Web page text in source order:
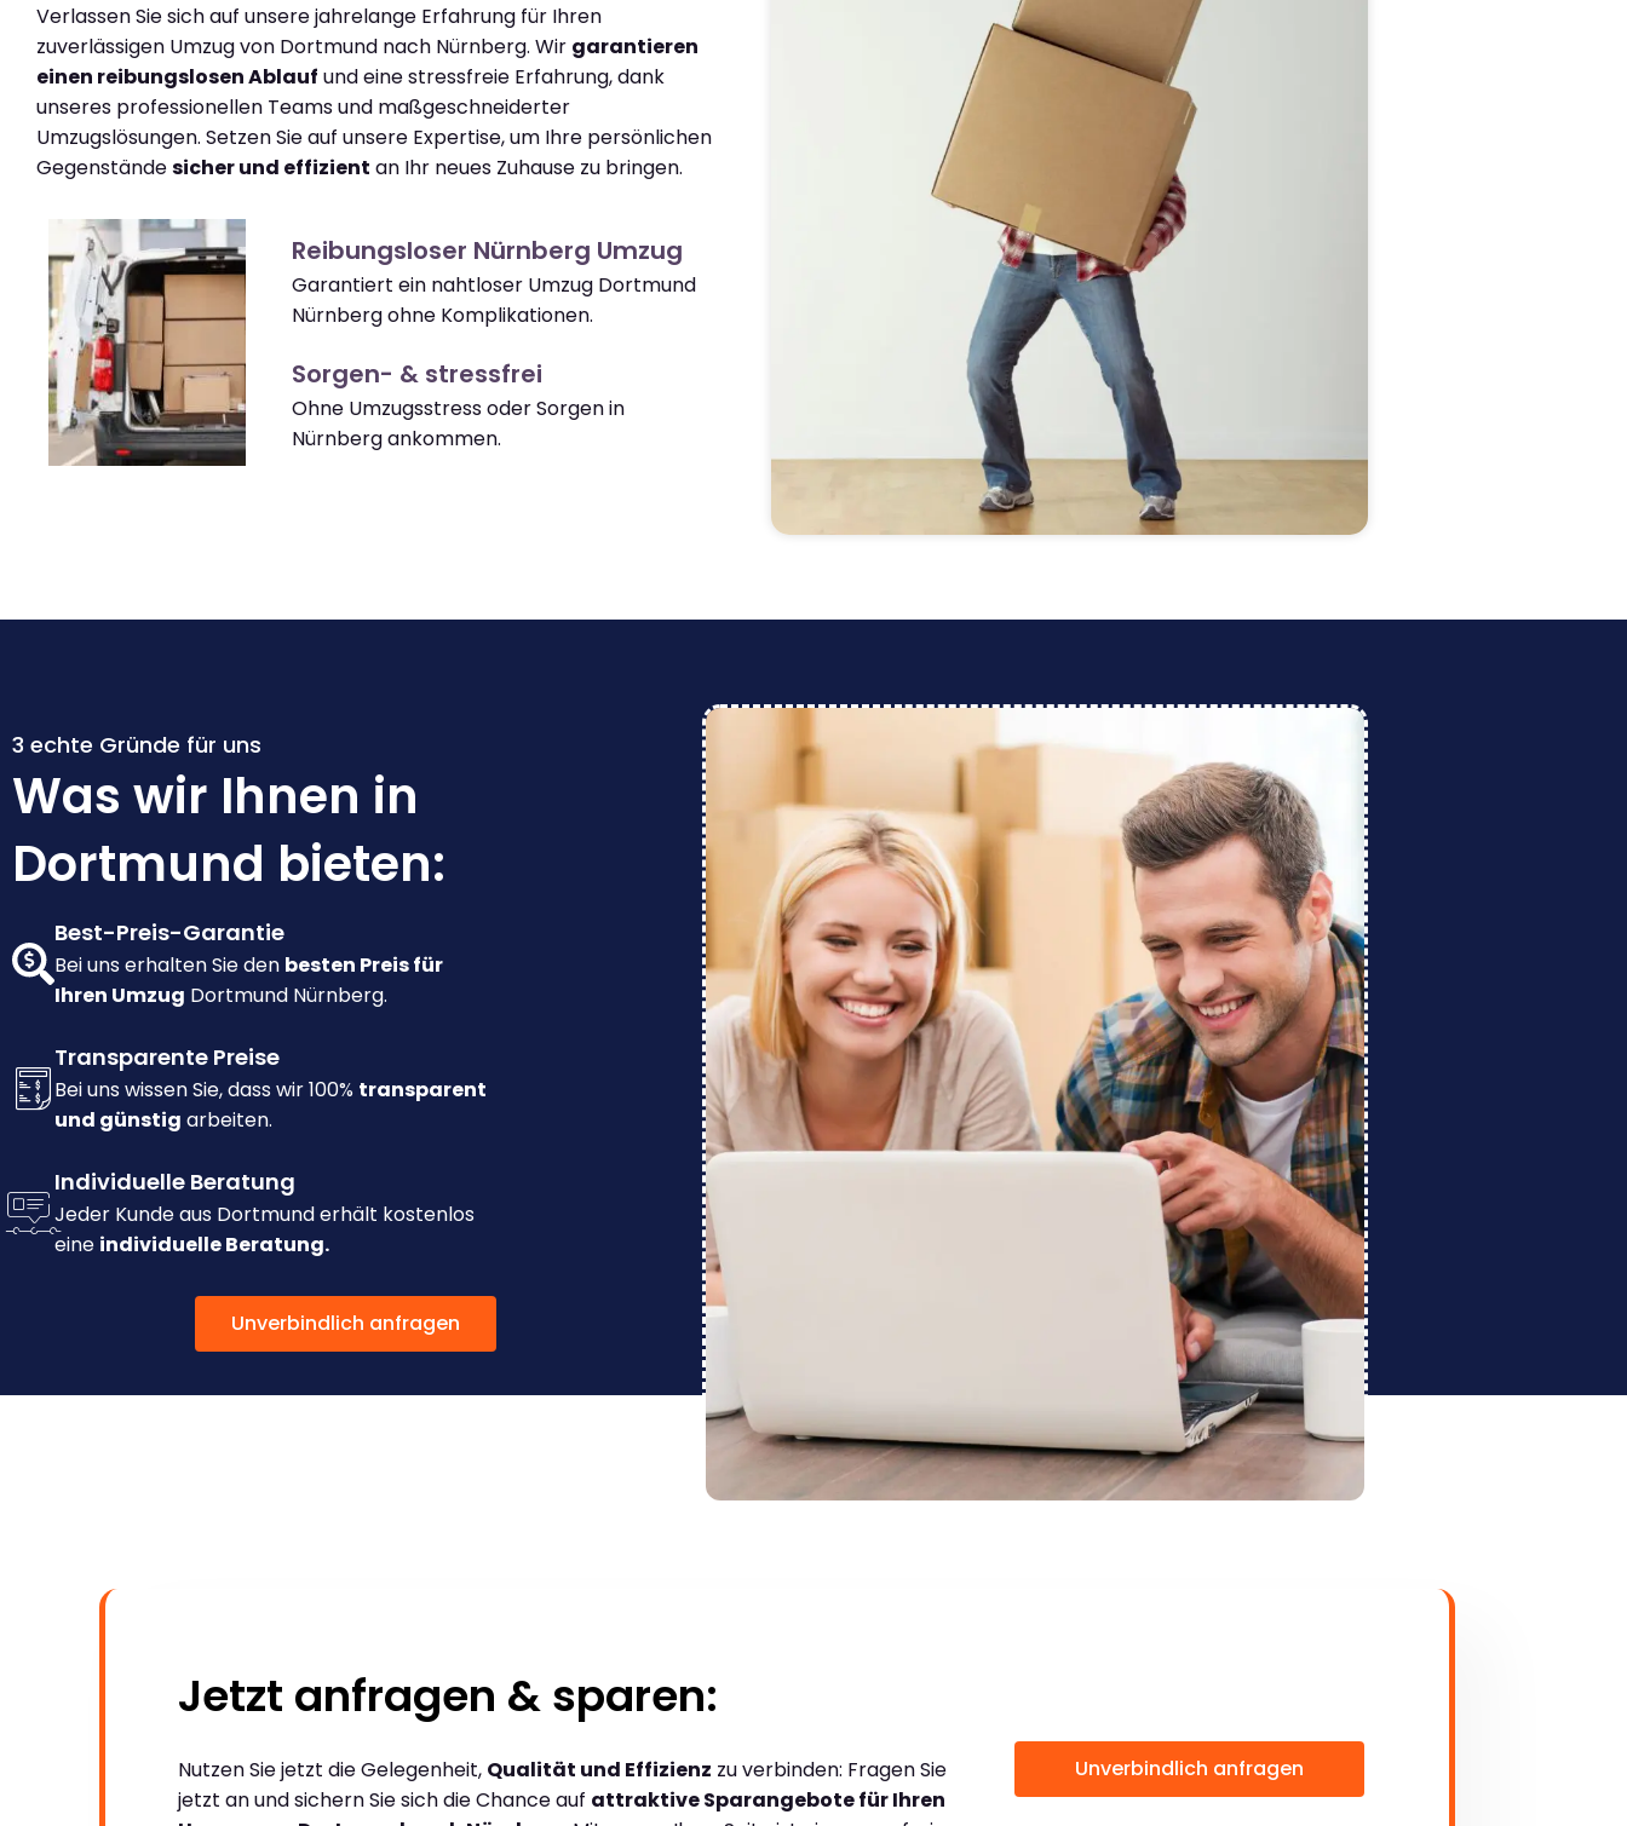
Verlassen Sie sich auf unsere jahrelange Erfahrung für Ihren
zuverlässigen Umzug von Dortmund nach Nürnberg. Wir garantieren
einen reibungslosen Ablauf und eine stressfreie Erfahrung, dank
unseres professionellen Teams und maßgeschneiderter
Umzugslösungen. Setzen Sie auf unsere Expertise, um Ihre persönlichen
Gegenständesicher und effizient an Ihr neues Zuhause zu bringen.
Reibungsloser Nürnberg Umzug
Garantiert ein nahtloser Umzug Dortmund
Nürnberg ohne Komplikationen.
Sorgen- & stressfrei
Ohne Umzugsstress oder Sorgen in
Nürnberg ankommen.
3 echte Gründe für uns
Was wir Ihnen in
Dortmund bieten:
Best-Preis-Garantie
Bei uns erhalten Sie den besten Preis für
Ihren Umzug Dortmund Nürnberg.
Transparente Preise
Bei uns wissen Sie, dass wir 100% transparent
und günstig arbeiten.
Individuelle Beratung
Jeder Kunde aus Dortmund erhält kostenlos
eine individuelle Beratung.
Unverbindlich anfragen
Jetzt anfragen & sparen:
Nutzen Sie jetzt die Gelegenheit, Qualität und Effizienz zu verbinden: Fragen Sie
jetzt an und sichern Sie sich die Chance auf attraktive Sparangebote für Ihren
Unverbindlich anfragen